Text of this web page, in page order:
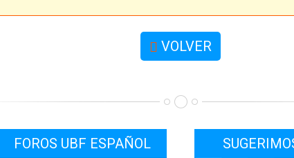
VOLVER
FOROS UBF ESPAÑOL